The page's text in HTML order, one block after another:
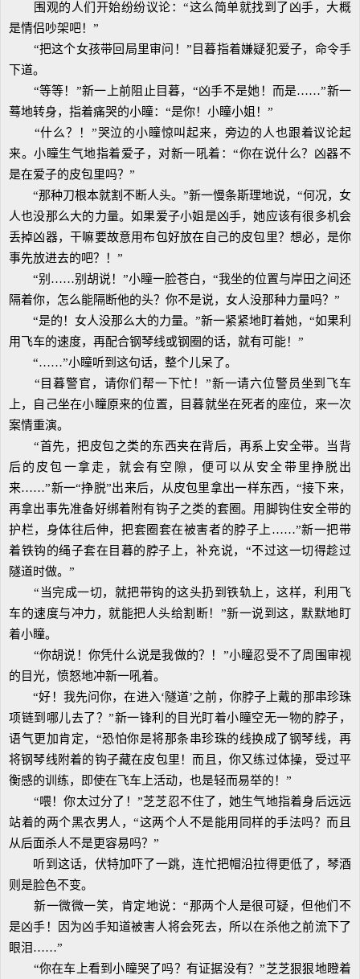
围观的人们开始纷纷议论：“这么简单就找到了凶手，大概
是情侣吵架吧！”
“把这个女孩带回局里审问！”目暮指着嫌疑犯爱子，命令手
下道。
“等等！”新一上前阻止目暮，“凶手不是她！而是……”新一
蓦地转身，指着痛哭的小瞳：“是你！小瞳小姐！”
“什么？！”哭泣的小瞳惊叫起来，旁边的人也跟着议论起
来。小瞳生气地指着爱子，对新一吼着：“你在说什么？凶器不
是在爱子的皮包里吗？”
“那种刀根本就割不断人头。”新一慢条斯理地说，“何况，女
人也没那么大的力量。如果爱子小姐是凶手，她应该有很多机会
丢掉凶器，干嘛要故意用布包好放在自己的皮包里？想必，是你
事先放进去的吧？！”
“别……别胡说！”小瞳一脸苍白，“我坐的位置与岸田之间还
隔着你，怎么能隔断他的头？你不是说，女人没那种力量吗？”
“是的！女人没那么大的力量。”新一紧紧地盯着她，“如果利
用飞车的速度，再配合钢琴线或钢圈的话，就有可能！”
“……”小瞳听到这句话，整个儿呆了。
“目暮警官，请你们帮一下忙！”新一请六位警员坐到飞车
上，自己坐在小瞳原来的位置，目暮就坐在死者的座位，来一次
案情重演。
“首先，把皮包之类的东西夹在背后，再系上安全带。当背
后的皮包一拿走，就会有空隙，便可以从安全带里挣脱出
来……”新一“挣脱”出来后，从皮包里拿出一样东西，“接下来，
再拿出事先准备好绑着附有钩子之类的套圈。用脚钩住安全带的
护栏，身体往后伸，把套圈套在被害者的脖子上……”新一把带
着铁钩的绳子套在目暮的脖子上，补充说，“不过这一切得趁过
隧道时做。”
“当完成一切，就把带钩的这头扔到铁轨上，这样，利用飞
车的速度与冲力，就能把人头给割断！”新一说到这，默默地盯
着小瞳。
“你胡说！你凭什么说是我做的？！”小瞳忍受不了周围审视
的目光，愤怒地冲新一吼着。
“好！我先问你，在进入‘隧道’之前，你脖子上戴的那串珍珠
项链到哪儿去了？”新一锋利的目光盯着小瞳空无一物的脖子，
语气更加肯定，“恐怕你是将那条串珍珠的线换成了钢琴线，再
将钢琴线附着的钩子藏在皮包里！而且，你又练过体操，受过平
衡感的训练，即使在飞车上活动，也是轻而易举的！”
“喂！你太过分了！”芝芝忍不住了，她生气地指着身后远远
站着的两个黑衣男人，“这两个人不是能用同样的手法吗？而且
从后面杀人不是更容易吗？”
听到这话，伏特加吓了一跳，连忙把帽沿拉得更低了，琴酒
则是脸色不变。
新一微微一笑，肯定地说：“那两个人是很可疑，但他们不
是凶手！因为凶手知道被害人将会死去，所以在杀他之前流下了
眼泪……”
“你在车上看到小瞳哭了吗？有证据没有？”芝芝狠狠地瞪着